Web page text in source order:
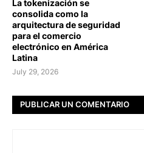
La tokenización se
consolida como la
arquitectura de seguridad
para el comercio
electrónico en América
Latina
July 29, 2026
PUBLICAR UN COMENTARIO